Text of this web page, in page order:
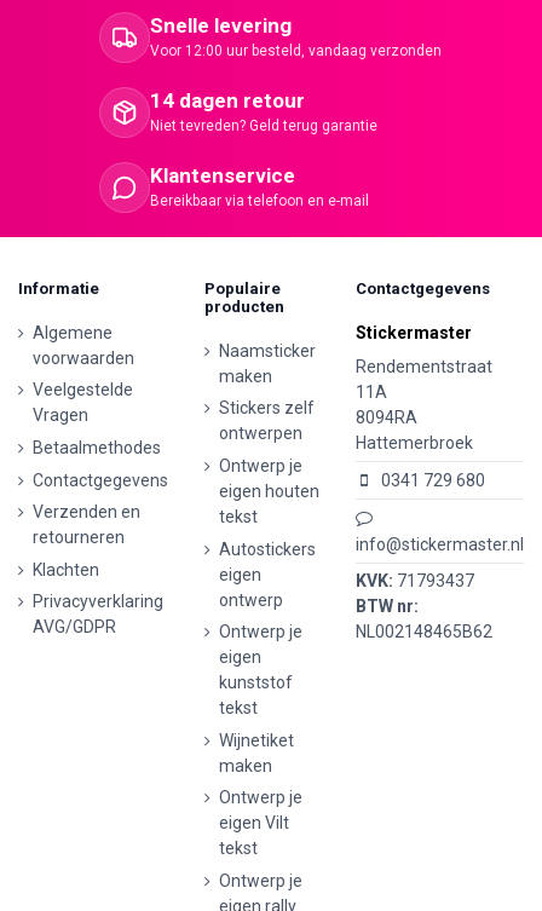
Snelle levering
Voor 12:00 uur besteld, vandaag verzonden
14 dagen retour
Niet tevreden? Geld terug garantie
Klantenservice
Bereikbaar via telefoon en e-mail
Informatie
Algemene
voorwaarden
Veelgestelde
Vragen
Betaalmethodes
Contactgegevens
Verzenden en
retourneren
Klachten
Privacyverklaring
AVG/GDPR
Populaire
producten
Naamsticker
maken
Stickers zelf
ontwerpen
Ontwerp je
eigen houten
tekst
Autostickers
eigen
ontwerp
Ontwerp je
eigen
kunststof
tekst
Wijnetiket
maken
Ontwerp je
eigen Vilt
tekst
Ontwerp je
eigen rally
Contactgegevens
Stickermaster
Rendementstraat
11A
8094RA
Hattemerbroek
0341 729 680
info@stickermaster.nl
KVK: 71793437
BTW nr:
NL002148465B62